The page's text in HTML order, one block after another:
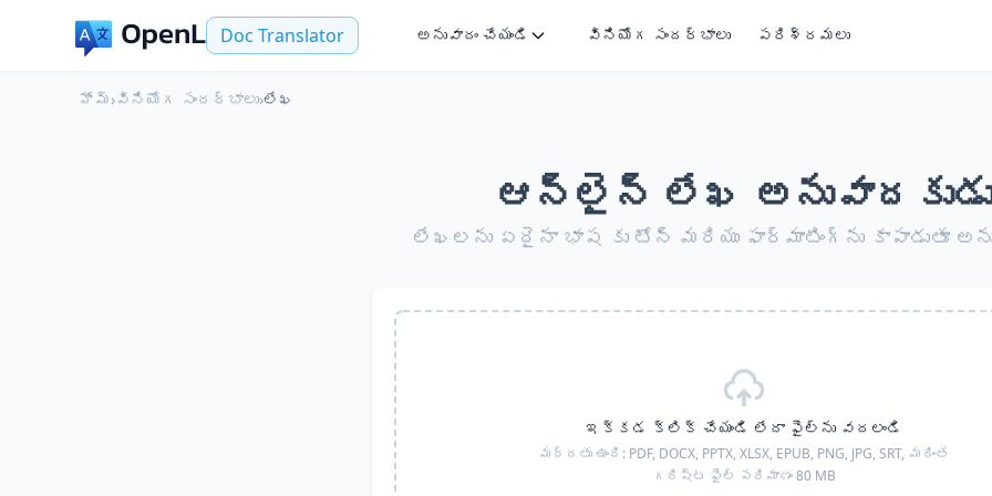
Doc Translator అనువాదం చేయండి వినియోగ సందర్భాలు పరిశ్రమలు
హోమ్›వినియోగ సందర్భాలు›లేఖ
ఆన్‌లైన్ లేఖ అనువాదకుడు
లేఖలను ఏదైనా భాష కు టోన్ మరియు ఫార్మాటింగ్‌ను కాపాడుతూ
ఇక్కడ క్లిక్ చేయండి లేదా ఫైల్‌ను వదలండి
మద్దతు ఉంది: PDF, DOCX, PPTX, XLSX, EPUB, PNG, JPG, SRT, మరింత
గరిష్ట ఫైల్ పరిమాణం 80 MB